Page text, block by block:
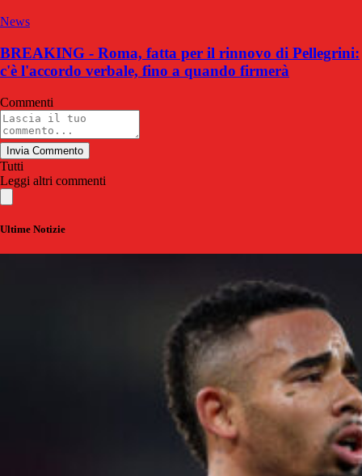
News
BREAKING - Roma, fatta per il rinnovo di Pellegrini:
c'è l'accordo verbale, fino a quando firmerà
Commenti
Invia Commento
Tutti
Leggi altri commenti
Ultime Notizie